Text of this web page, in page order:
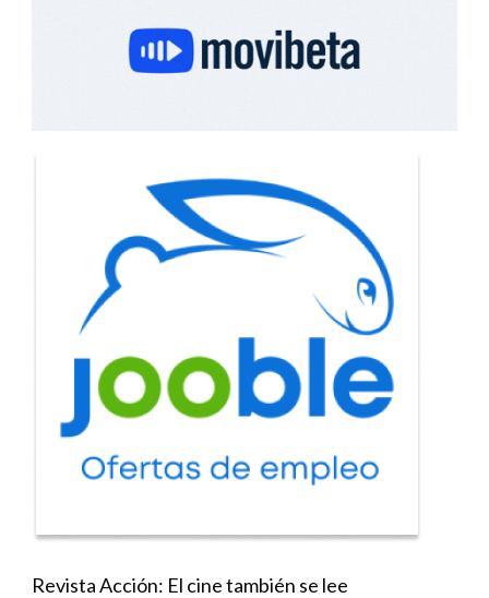
Revista Acción: El cine también se lee